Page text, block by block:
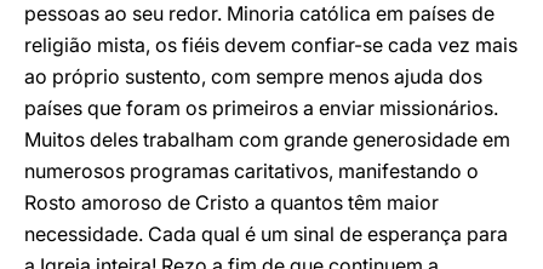
pessoas ao seu redor. Minoria católica em países de
religião mista, os fiéis devem confiar-se cada vez mais
ao próprio sustento, com sempre menos ajuda dos
países que foram os primeiros a enviar missionários.
Muitos deles trabalham com grande generosidade em
numerosos programas caritativos, manifestando o
Rosto amoroso de Cristo a quantos têm maior
necessidade. Cada qual é um sinal de esperança para